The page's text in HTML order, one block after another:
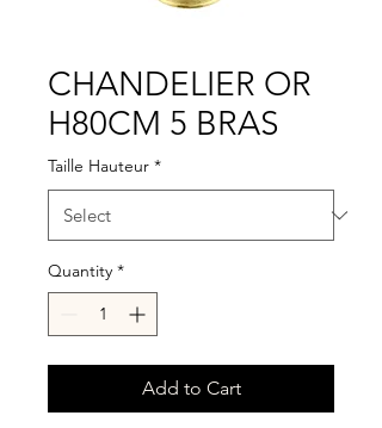
CHANDELIER OR
H80CM 5 BRAS
Taille Hauteur *
Quantity *
Add to Cart